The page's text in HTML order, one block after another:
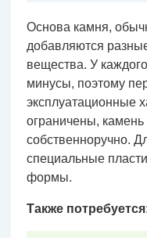
Основа камня,
добавляются
вещества. У
минусы, поэтому
эксплуатационные
ограничены,
собственноручно.
специальные
формы.
Также